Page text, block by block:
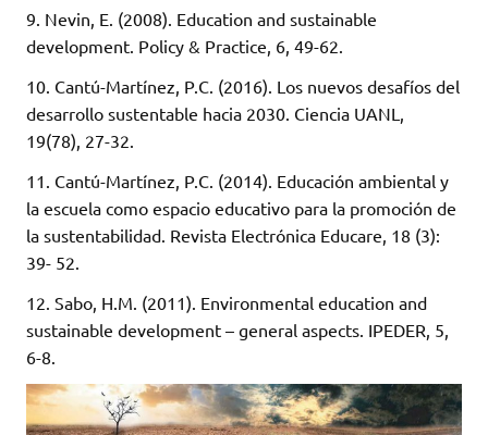
9. Nevin, E. (2008). Education and sustainable
development. Policy & Practice, 6, 49-62.
10. Cantú-Martínez, P.C. (2016). Los nuevos desafíos del
desarrollo sustentable hacia 2030. Ciencia UANL,
19(78), 27-32.
11. Cantú-Martínez, P.C. (2014). Educación ambiental y
la escuela como espacio educativo para la promoción de
la sustentabilidad. Revista Electrónica Educare, 18 (3):
39- 52.
12. Sabo, H.M. (2011). Environmental education and
sustainable development – general aspects. IPEDER, 5,
6-8.